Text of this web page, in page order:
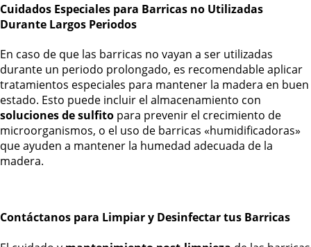
Cuidados Especiales para Barricas no Utilizadas
Durante Largos Periodos
En caso de que las barricas no vayan a ser utilizadas
durante un periodo prolongado, es recomendable aplicar
tratamientos especiales para mantener la madera en buen
estado. Esto puede incluir el almacenamiento con
soluciones de sulfito para prevenir el crecimiento de
microorganismos, o el uso de barricas «humidificadoras»
que ayuden a mantener la humedad adecuada de la
madera.
Contáctanos para Limpiar y Desinfectar tus Barricas